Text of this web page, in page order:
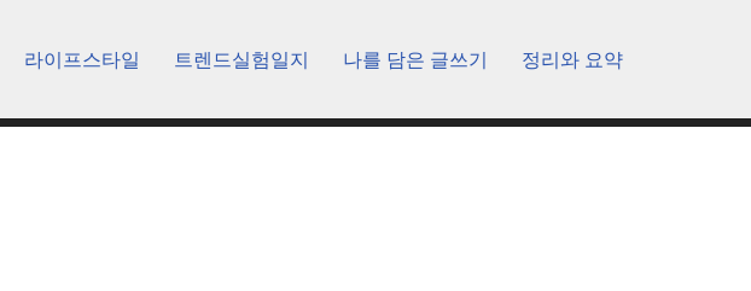
라이프스타일 트렌드실험일지 나를 담은 글쓰기 정리와 요약